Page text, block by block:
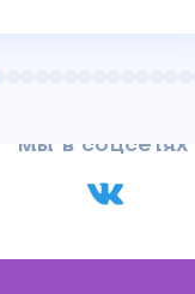
Мы в соцсетях